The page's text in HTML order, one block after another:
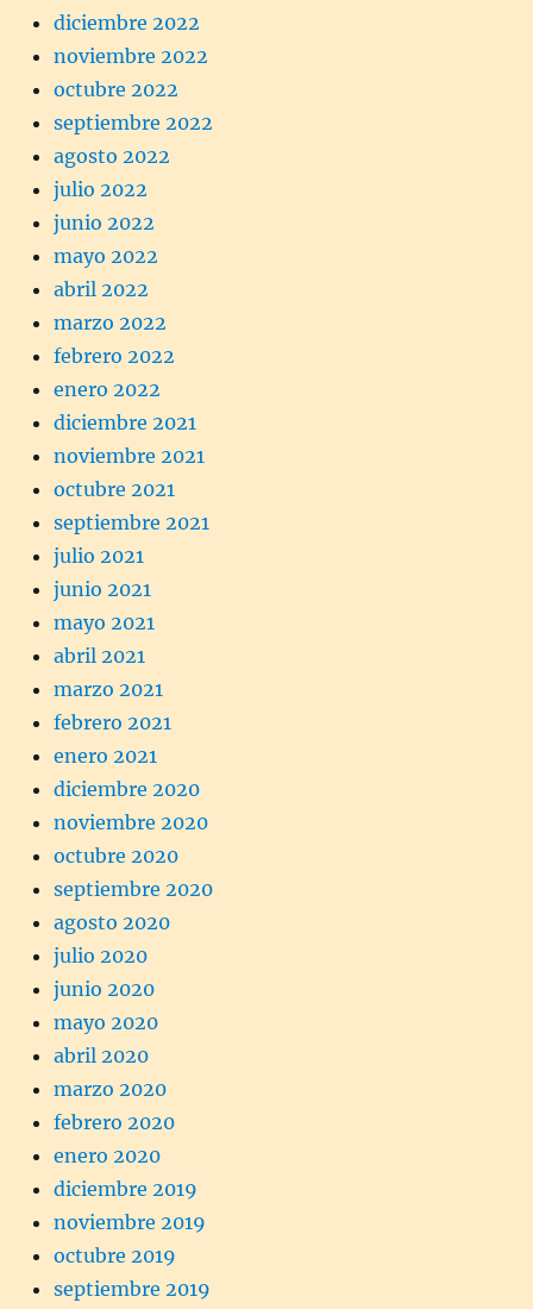
diciembre 2022
noviembre 2022
octubre 2022
septiembre 2022
agosto 2022
julio 2022
junio 2022
mayo 2022
abril 2022
marzo 2022
febrero 2022
enero 2022
diciembre 2021
noviembre 2021
octubre 2021
septiembre 2021
julio 2021
junio 2021
mayo 2021
abril 2021
marzo 2021
febrero 2021
enero 2021
diciembre 2020
noviembre 2020
octubre 2020
septiembre 2020
agosto 2020
julio 2020
junio 2020
mayo 2020
abril 2020
marzo 2020
febrero 2020
enero 2020
diciembre 2019
noviembre 2019
octubre 2019
septiembre 2019